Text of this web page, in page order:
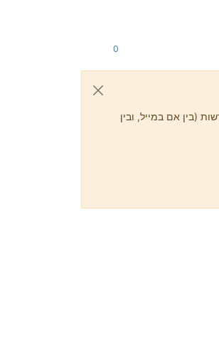
0
(בין אם במייל, ובין